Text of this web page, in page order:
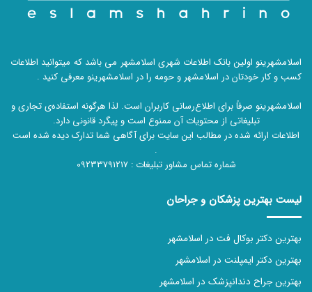
اسلامشهرینو اولین بانک اطلاعات شهری اسلامشهر می باشد که میتوانید اطلاعات
کسب و کار خودتان در اسلامشهر و حومه را در اسلامشهرینو معرفی کنید .
اسلامشهرینو صرفاً برای اطلاع‌رسانی کاربران است. لذا هرگونه استفاده‌ی تجاری و
تبلیغاتی از محتویات آن ممنوع است و پیگرد قانونی دارد.
اطلاعات ارائه شده در مطالب این سایت برای آگاهی شما تدارک دیده شده است
.
شماره تماس مشاور تبلیغات :09233791217
لیست بهترین پزشکان و جراحان
بهترین دکتر بوکال فت در اسلامشهر
بهترین دکتر ایمپلنت در اسلامشهر
بهترین جراح دندانپزشک در اسلامشهر